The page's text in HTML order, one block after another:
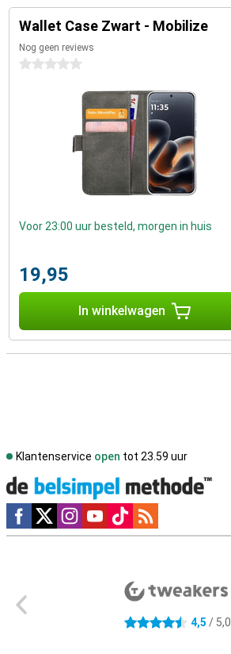
Wallet Case Zwart - Mobilize
Nog geen reviews
0 sterren
Voor 23:00 uur besteld, morgen in huis
19,95
In winkelwagen
Klantenservice open tot 23.59 uur
Social media
4.5 sterren 4,5 / 5,0